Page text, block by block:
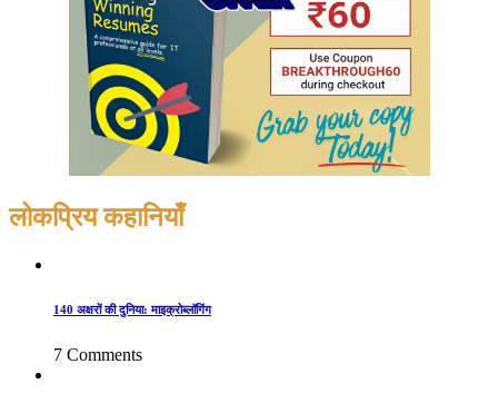
लोकप्रिय कहानियाँ
140 अक्षरों की दुनिया: माइक्रोब्लॉगिंग
7 Comments